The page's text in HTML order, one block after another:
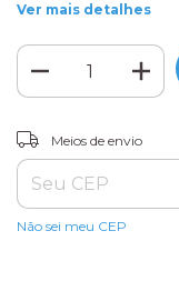
Ver mais detalhes
Entregas para o CEP:
Meios de envio
Não sei meu CEP